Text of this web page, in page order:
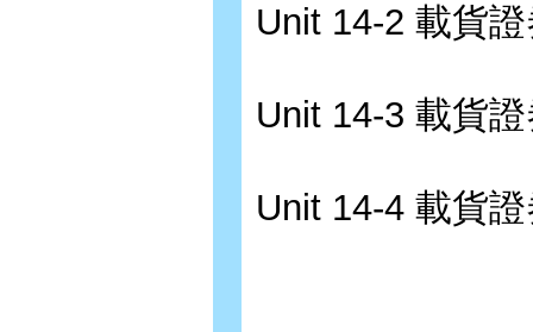
Unit 14-2 載貨
Unit 14-3 載貨
Unit 14-4 載貨